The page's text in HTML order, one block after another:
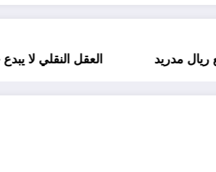
العقل النقلي لا يبدع حتى في تجارب